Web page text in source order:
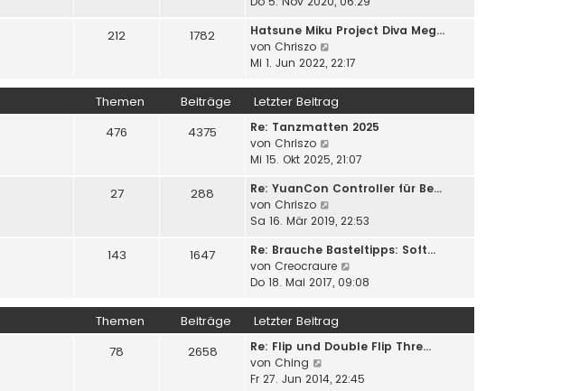
a
g
e
r
g
t
r
e
i
t
r
a
e
t
r
B
e
t
a
212 1782
Hatsune Miku Project Diva Meg…
von Chriszo
e
s
t
r
e
t
a
g
Mi 1. Jun 2022, 22:17
Themen Beiträge Letzter Beitrag
476 4375
Re: Tanzmatten 2025
von Chriszo
e
t
r
B
e
i
t
r
a
Mi 15. Okt 2025, 21:07
27 288
Re: YuanCon Controller für Be…
von Chriszo
e
e
s
t
r
B
e
t
Sa 16. Mär 2019, 22:53
143 1647
Re: Brauche Basteltipps: Soft…
von Creocraure
e
s
t
r
Do 18. Mai 2017, 09:08
Themen Beiträge Letzter Beitrag
78 2658
Re: Flip und Double Flip Thre…
von Ching
e
Fr 27. Jun 2014, 22:45